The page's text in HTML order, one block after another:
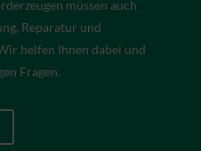
müssen auch
Reparatur und
helfen Ihnen dabei und
Fragen.